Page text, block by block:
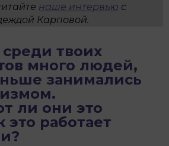
наше интервью с
Карповой.
твоих
много людей,
занимались
ли они это
это работает